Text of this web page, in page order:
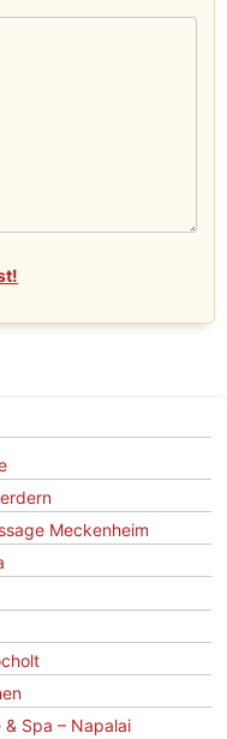
Meckenheim
& Spa – Napalai